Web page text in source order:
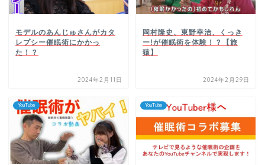
モデルのあんじゅさんがカタ
レプシー催眠術にかかっ
た！？
2024年2月11日
岡村隆史、東野幸治、くっき
ー!が催眠術を体験！？【旅
猿】
2024年2月29日
YouTube YouTube